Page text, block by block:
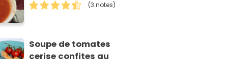
(3 notes)
Soupe de tomates
cerise confites au